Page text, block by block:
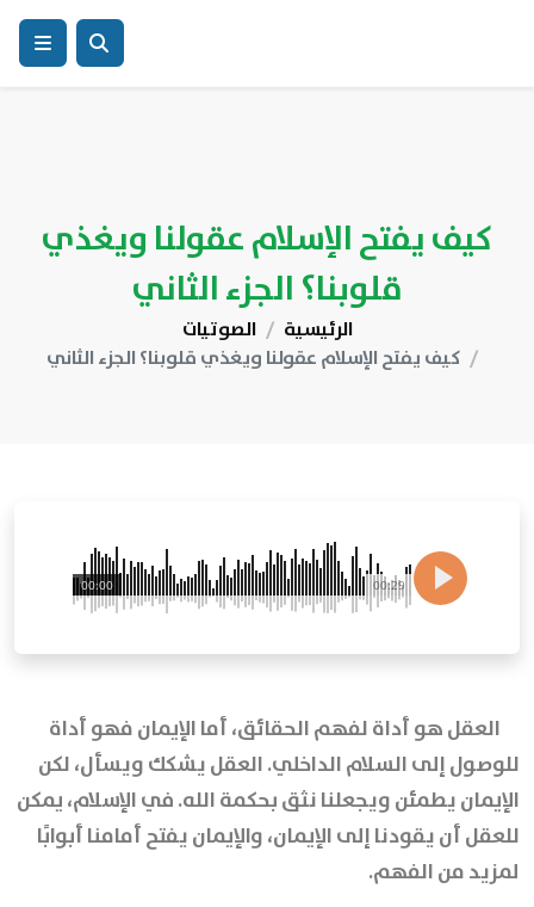
كيف يفتح الإسلام عقولنا ويغذي
قلوبنا؟ الجزء الثاني
الرئيسية
الصوتيات
كيف يفتح الإسلام عقولنا ويغذي قلوبنا؟ الجزء الثاني
00:29
00:00
العقل هو أداة لفهم الحقائق، أما الإيمان فهو أداة
للوصول إلى السلام الداخلي. العقل يشكك ويسأل، لكن
الإيمان يطمئن ويجعلنا نثق بحكمة الله. في الإسلام، يمكن
للعقل أن يقودنا إلى الإيمان، والإيمان يفتح أمامنا أبوابًا
لمزيد من الفهم.